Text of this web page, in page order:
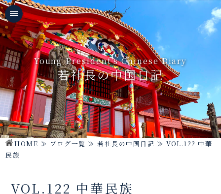
Young President's Chinese Diary
若社長の中国日記
HOME ≫ ブログ一覧 ≫若社長の中国日記 ≫VOL.122 中華
民族
VOL.122 中華民族